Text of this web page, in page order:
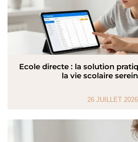
Ecole directe : la solution
la vie scolaire
26 JUILLET 2026